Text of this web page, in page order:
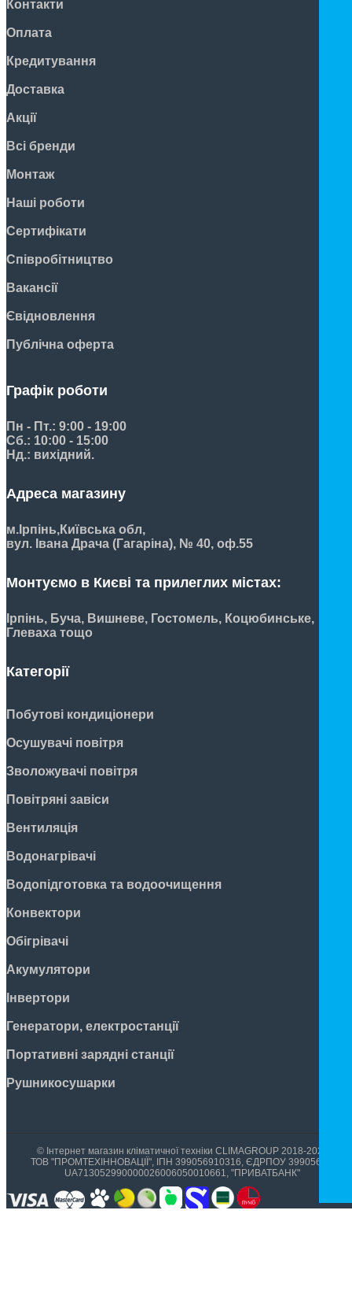
Контакти
Оплата
Кредитування
Доставка
Акції
Всі бренди
Монтаж
Наші роботи
Сертифікати
Співробітництво
Вакансії
Євідновлення
Публічна оферта
Графік роботи
Пн - Пт.: 9:00 - 19:00
Сб.: 10:00 - 15:00
Нд.: вихідний.
Адреса магазину
м.Ірпінь,Київська обл,
вул. Івана Драча (Гагаріна), № 40, оф.55
Монтуємо в Києві та прилеглих містах:
Ірпінь, Буча, Вишневе, Гостомель, Коцюбинське,
Глеваха тощо
Категорії
Побутові кондиціонери
Осушувачі повітря
Зволожувачі повітря
Повітряні завіси
Вентиляція
Водонагрівачі
Водопідготовка та водоочищення
Конвектори
Обігрівачі
Акумулятори
Інвертори
Генератори, електростанції
Портативні зарядні станції
Рушникосушарки
© Інтернет магазин кліматичної техніки CLIMAGROUP 2018-2026
ТОВ "ПРОМТЕХІННОВАЦІЇ", ІПН 399056910316, ЄДРПОУ 39905699,
UA713052990000026006050010661, "ПРИВАТБАНК"